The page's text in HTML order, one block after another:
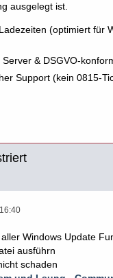
ausgelegt ist.
(optimiert für
& DSGVO-
Support (kein 0815-
Windows Update
ausführn
schaden